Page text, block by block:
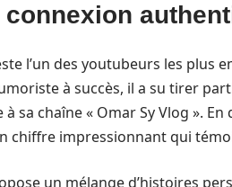
connexion
l’un des youtubeurs les plus
à succès, il a su tirer
sa chaîne « Omar Sy Vlog ».
chiffre impressionnant qui
un mélange d’histoires